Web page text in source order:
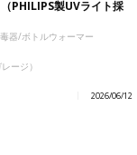
PHILIPS製UVライト採
器/ボトルウォーマー
ージ）
2026/06/12